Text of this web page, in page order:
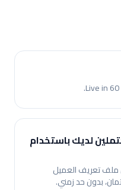
Live in
لديك باستخدام
ملف تعريف العميل
بدون حد زمني.